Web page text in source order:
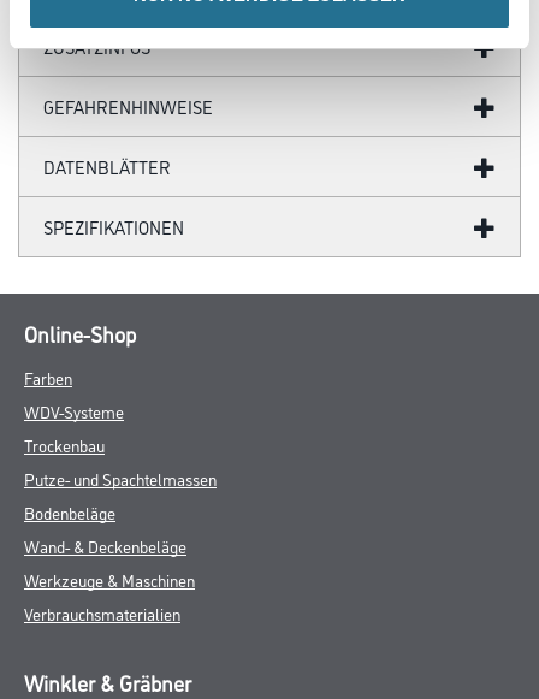
ZUSATZINFOS
GEFAHRENHINWEISE
DATENBLÄTTER
SPEZIFIKATIONEN
Online-Shop
Farben
WDV-Systeme
Trockenbau
Putze- und Spachtelmassen
Bodenbeläge
Wand- & Deckenbeläge
Werkzeuge & Maschinen
Verbrauchsmaterialien
Winkler & Gräbner